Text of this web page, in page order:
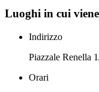
Luoghi in cui
Indirizzo
Piazzale Renella
Orari